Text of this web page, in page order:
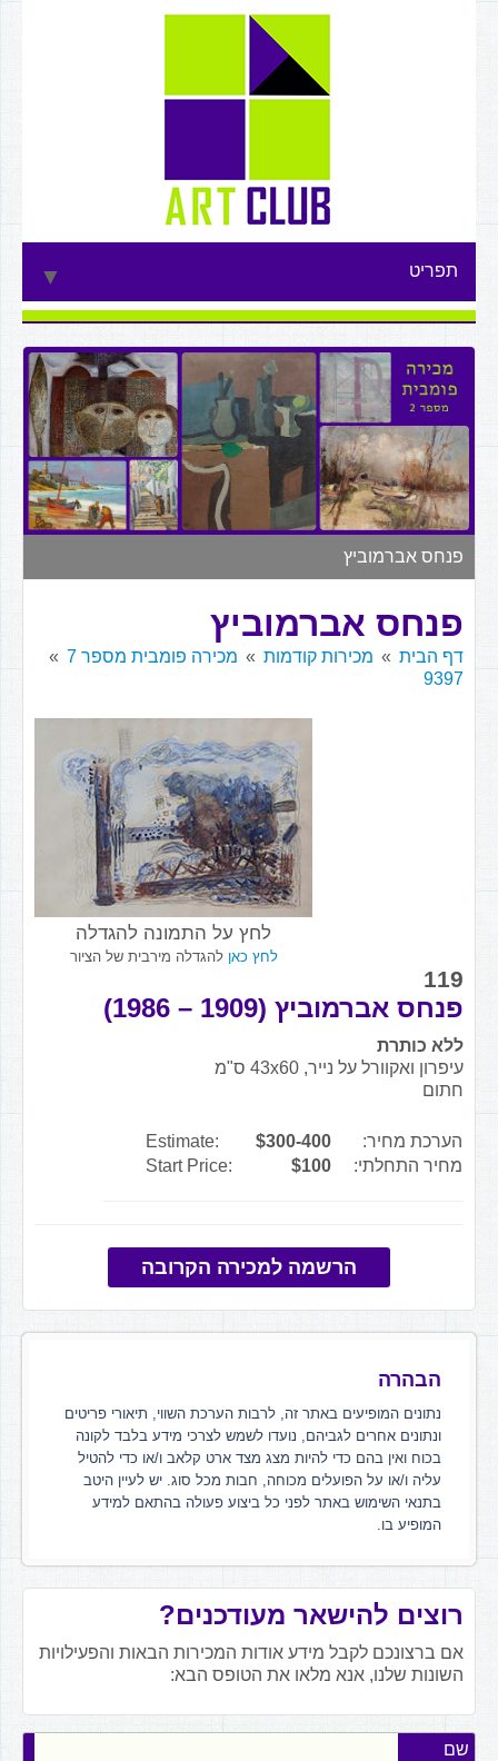
תפריט ▼
▼
▼
▼
▼
פנחס אברמוביץ
פנחס אברמוביץ
דף הבית מכירות קודמות
מכירה פומבית מספר 7
9397
לחץ על התמונה להגדלה
לחץ כאן להגדלה מירבית של הציור
119
פנחס אברמוביץ (1909 – 1986)
ללא כותרת
עיפרון ואקוורל על נייר, 43x60 ס"מ
חתום
הערכת מחיר: $300-400
Estimate:
מחיר התחלתי:
$100
Start Price:
הרשמה למכירה הקרובה
הבהרה
נתונים המופיעים באתר זה, לרבות הערכת השווי, תיאורי פריטים
ונתונים אחרים לגביהם, נועדו לשמש לצרכי מידע בלבד לקונה
בכוח ואין בהם כדי להיות מצג מצד ארט קלאב ו/או כדי להטיל
עליה ו/או על הפועלים מכוחה, חבות מכל סוג. יש לעיין היטב
בתנאי השימוש באתר לפני כל ביצוע פעולה בהתאם למידע
המופיע בו.
רוצים להישאר מעודכנים?
אם ברצונכם לקבל מידע אודות המכירות הבאות והפעילויות
השונות שלנו, אנא מלאו את הטופס הבא:
שם